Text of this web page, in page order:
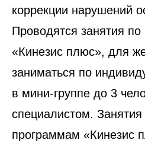
коррекции нарушений
Проводятся занятия
«Кинезис плюс», для
заниматься по
в мини-группе до 3
специалистом.
программам «Кинезис